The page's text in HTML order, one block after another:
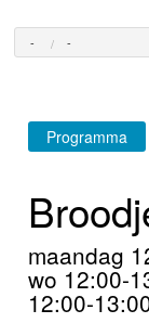
- -
Login
Home
Programma's
Nieuws
Programma
maandag
wo 12:00-
12:00-